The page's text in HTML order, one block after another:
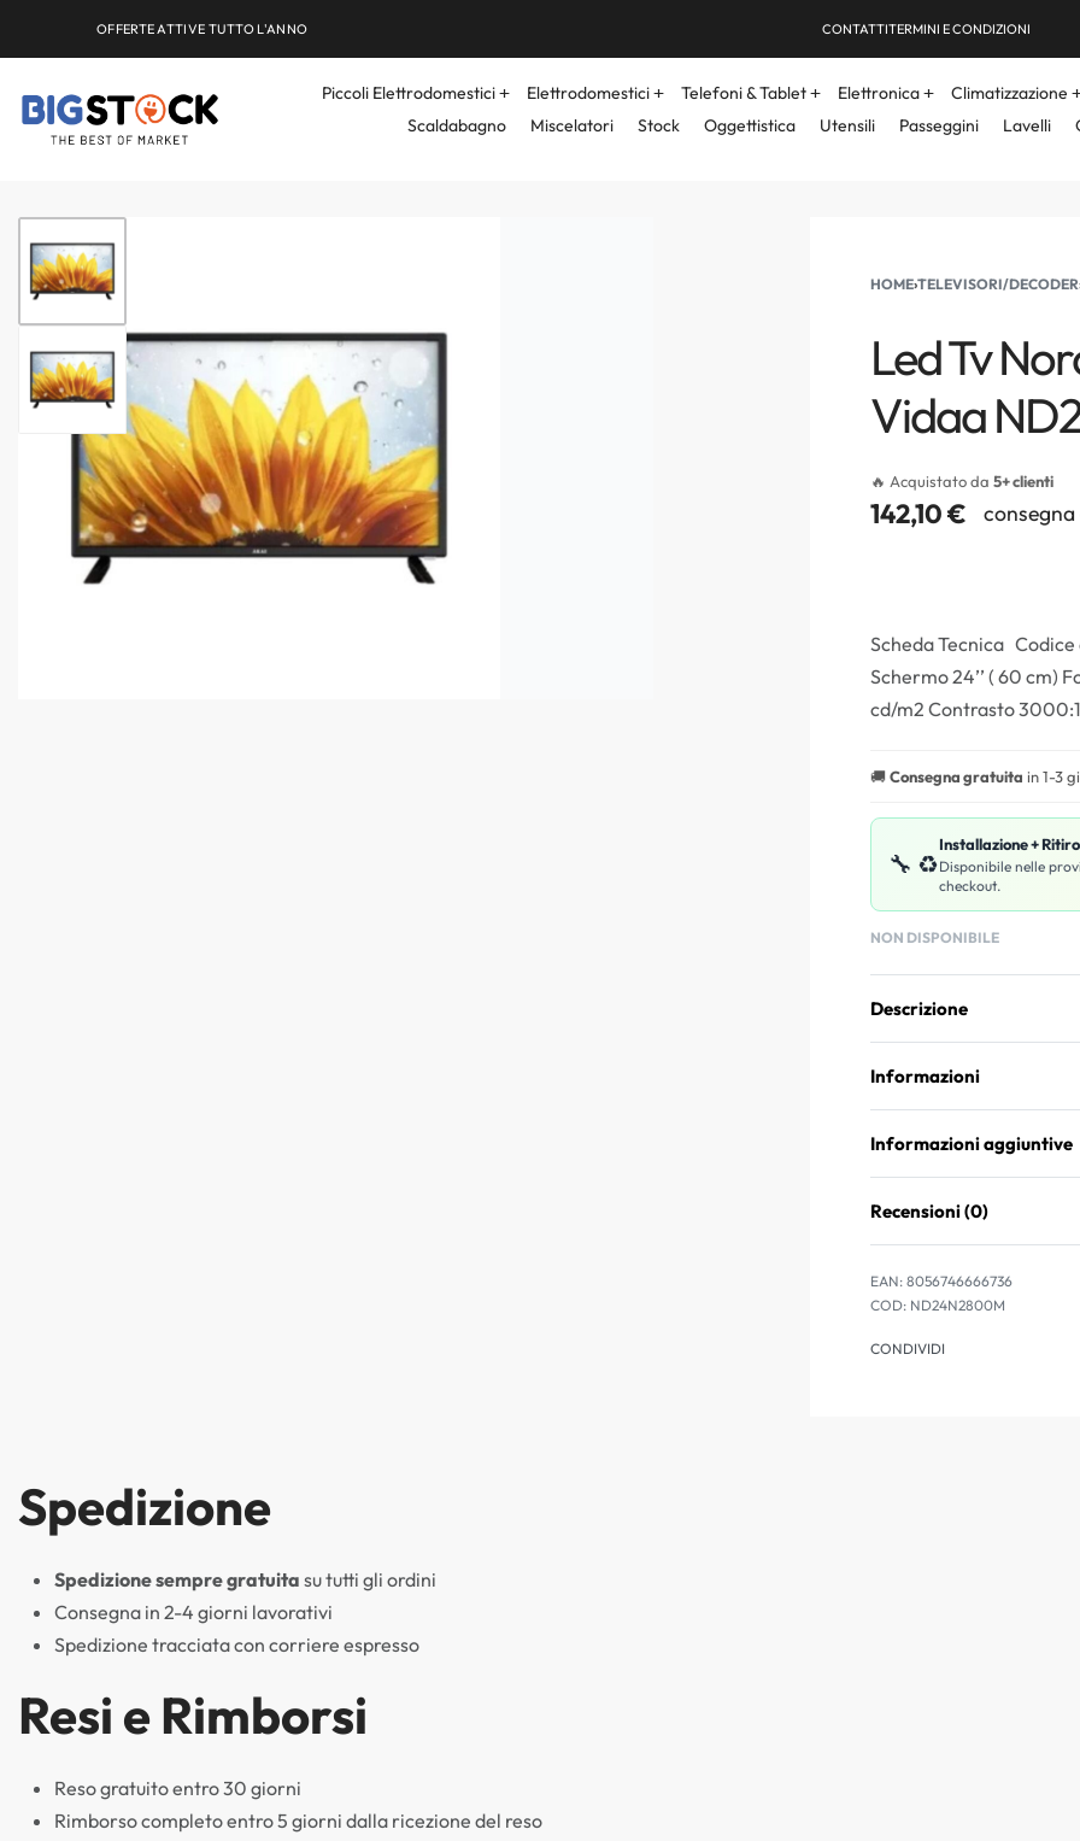
OFFERTE ATTIVE TUTTO L'ANNO CONTATTITERMINI E CONDIZIONI
Piccoli Elettrodomestici Elettrodomestici Telefoni & Tablet Elettronica Climatizzazione
Scaldabagno
Miscelatori Stock Oggettistica Utensili Passeggini Lavelli
HOME›TELEVISORI/DECODER
Led Tv
Vidaa
🔥 Acquistato da 5+ clienti
142,10€
Scheda Tecnica
Schermo 24’’ ( 60 cm)
cd/m2 Contrasto
🚚Consegna gratuita in 1-3
🔧 ♻️
Installazione +
Disponibile nelle
checkout.
NON DISPONIBILE
Descrizione
Informazioni
Informazioni aggiuntive
Recensioni (0)
EAN: 8056746666736
ND24N2800M
CONDIVIDI
Spedizione
Spedizione sempre gratuita su tutti gli ordini
Consegna in 2-4 giorni lavorativi
Spedizione tracciata con corriere espresso
Resi e Rimborsi
Reso gratuito entro 30 giorni
Rimborso completo entro 5 giorni dalla ricezione del reso